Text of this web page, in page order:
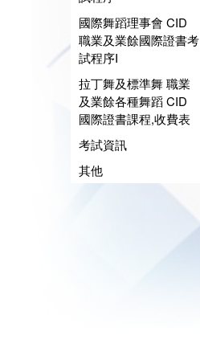
國際舞蹈理事會 CID
職業及業餘國際證書考
試程序I
拉丁舞及標準舞 職業
及業餘各種舞蹈 CID
國際證書課程,收費表
考試資訊
其他